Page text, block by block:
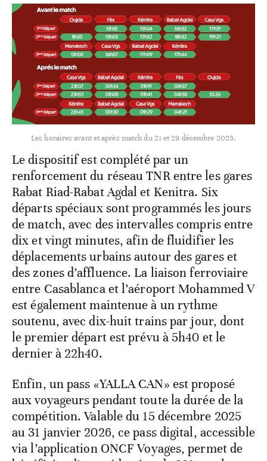
Les horaires avant et après match du 21 et 29 décembre 2025.
Le dispositif est complété par un
renforcement du réseau TNR entre les gares
Rabat Riad-Rabat Agdal et Kenitra. Six
départs spéciaux sont programmés les jours
de match, avec des intervalles compris entre
dix et vingt minutes, afin de fluidifier les
déplacements urbains autour des gares et
des zones d’affluence. La liaison ferroviaire
entre Casablanca et l’aéroport Mohammed V
est également maintenue à un rythme
soutenu, avec dix-huit trains par jour, dont
le premier départ est prévu à 5h40 et le
dernier à 22h40.
Enfin, un pass «YALLA CAN» est proposé
aux voyageurs pendant toute la durée de la
compétition. Valable du 15 décembre 2025
au 31 janvier 2026, ce pass digital, accessible
via l’application ONCF Voyages, permet de